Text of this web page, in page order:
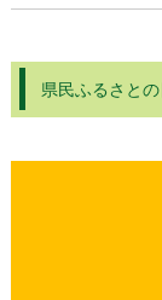
県民ふるさとの